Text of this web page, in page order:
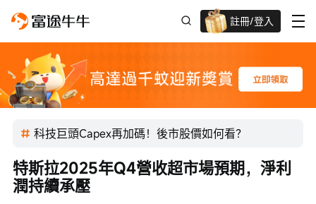
註冊/登入
科技巨頭Capex再加碼！後市股價如何看？
特斯拉2025年Q4營收超市場預期，淨利
潤持續承壓